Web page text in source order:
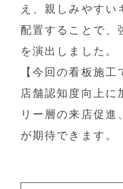
え、親しみやすい
配置することで、
を演出しました。
【今回の看板施工
店舗認知度向上に
リー層の来店促
が期待できます。